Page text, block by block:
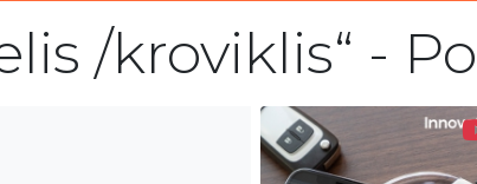
/kroviklis“ -